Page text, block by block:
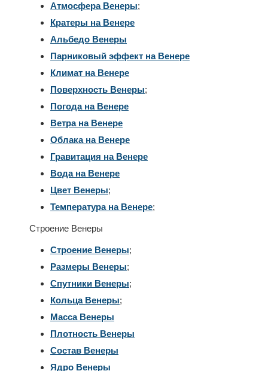
Атмосфера Венеры;
Кратеры на Венере
Альбедо Венеры
Парниковый эффект на Венере
Климат на Венере
Поверхность Венеры;
Погода на Венере
Ветра на Венере
Облака на Венере
Гравитация на Венере
Вода на Венере
Цвет Венеры;
Температура на Венере;
Строение Венеры
Строение Венеры;
Размеры Венеры;
Спутники Венеры;
Кольца Венеры;
Масса Венеры
Плотность Венеры
Состав Венеры
Ядро Венеры